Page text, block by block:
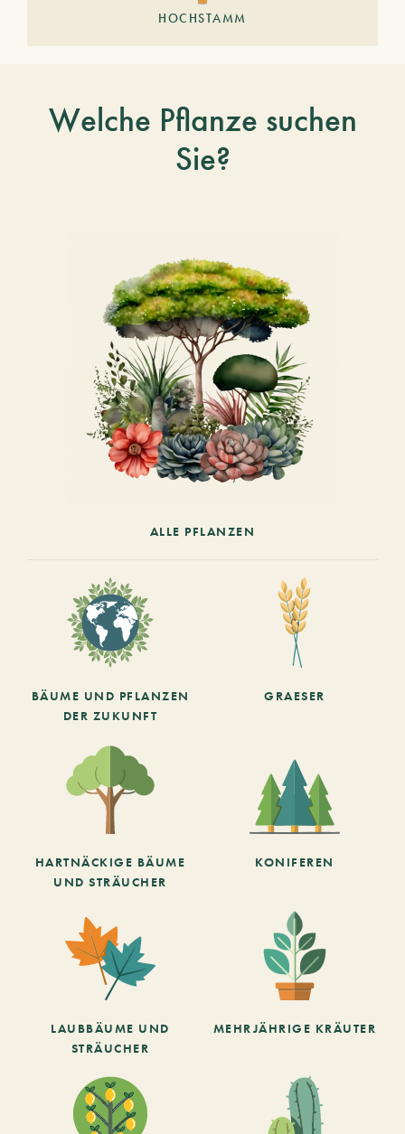
HOCHSTAMM
Welche Pflanze suchen
Sie?
ALLE PFLANZEN
BÄUME UND PFLANZEN
DER ZUKUNFT
GRAESER
HARTNÄCKIGE BÄUME
UND STRÄUCHER
KONIFEREN
LAUBBÄUME UND
STRÄUCHER
MEHRJÄHRIGE KRÄUTER